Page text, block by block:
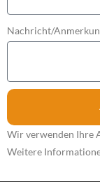
Nachricht/
Wir verwenden Ihre
Weitere